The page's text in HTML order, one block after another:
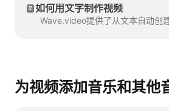
如何用文字制作视频
为视频添加音乐和其他